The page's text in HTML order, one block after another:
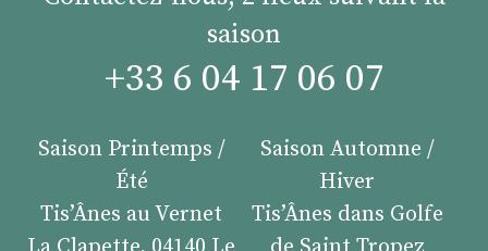
saison
+33 6 04 17 06 07
Saison Printemps /
Été
Tis’Ânes au Vernet
Saison Automne /
Hiver
Tis’Ânes dans Golfe